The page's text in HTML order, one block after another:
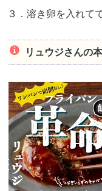
３．溶き卵を入れて
リュウジさんの本